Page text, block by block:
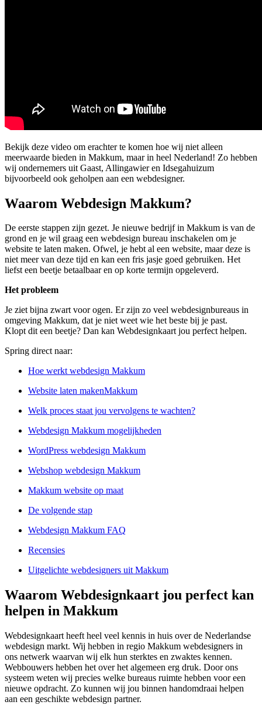
Bekijk deze video om erachter te komen hoe wij niet alleen
meerwaarde bieden in Makkum, maar in heel Nederland! Zo hebben
wij ondernemers uit Gaast, Allingawier en Idsegahuizum
bijvoorbeeld ook geholpen aan een webdesigner.
Waarom Webdesign Makkum?
De eerste stappen zijn gezet. Je nieuwe bedrijf in Makkum is van de
grond en je wil graag een webdesign bureau inschakelen om je
website te laten maken. Ofwel, je hebt al een website, maar deze is
niet meer van deze tijd en kan een fris jasje goed gebruiken. Het
liefst een beetje betaalbaar en op korte termijn opgeleverd.
Het probleem
Je ziet bijna zwart voor ogen. Er zijn zo veel webdesignbureaus in
omgeving Makkum, dat je niet weet wie het beste bij je past.
Klopt dit een beetje? Dan kan Webdesignkaart jou perfect helpen.
Spring direct naar:
Hoe werkt webdesign Makkum
Website laten makenMakkum
Welk proces staat jou vervolgens te wachten?
Webdesign Makkum mogelijkheden
WordPress webdesign Makkum
Webshop webdesign Makkum
Makkum website op maat
De volgende stap
Webdesign Makkum FAQ
Recensies
Uitgelichte webdesigners uit Makkum
Waarom Webdesignkaart jou perfect kan
helpen in Makkum
Webdesignkaart heeft heel veel kennis in huis over de Nederlandse
webdesign markt. Wij hebben in regio Makkum webdesigners in
ons netwerk waarvan wij elk hun sterktes en zwaktes kennen.
Webbouwers hebben het over het algemeen erg druk. Door ons
systeem weten wij precies welke bureaus ruimte hebben voor een
nieuwe opdracht. Zo kunnen wij jou binnen handomdraai helpen
aan een geschikte webdesign partner.